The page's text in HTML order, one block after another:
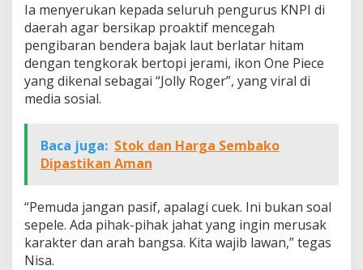
Ia menyerukan kepada seluruh pengurus KNPI di
daerah agar bersikap proaktif mencegah
pengibaran bendera bajak laut berlatar hitam
dengan tengkorak bertopi jerami, ikon One Piece
yang dikenal sebagai “Jolly Roger”, yang viral di
media sosial.
Baca juga: Stok dan Harga Sembako
Dipastikan Aman
“Pemuda jangan pasif, apalagi cuek. Ini bukan soal
sepele. Ada pihak-pihak jahat yang ingin merusak
karakter dan arah bangsa. Kita wajib lawan,” tegas
Nisa.